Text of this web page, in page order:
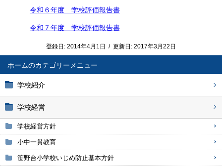
ホーム
学校紹介
学校経営
学校経営方針
小中一貫教育
笹野台小学校いじめ防止基本方針
令和６年度 学校評価報告書
令和７年度 学校評価報告書
登録日: 2014年4月1日 / 更新日: 2017年3月22日